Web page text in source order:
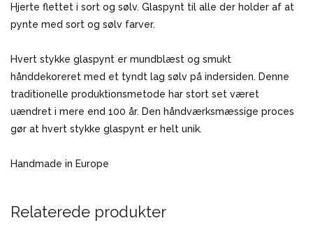
Hjerte flettet i sort og sølv. Glaspynt til alle der holder af at
pynte med sort og sølv farver.
Hvert stykke glaspynt er mundblæst og smukt
hånddekoreret med et tyndt lag sølv på indersiden. Denne
traditionelle produktionsmetode har stort set været
uændret i mere end 100 år. Den håndværksmæssige proces
gør at hvert stykke glaspynt er helt unik.
Handmade in Europe
Relaterede produkter